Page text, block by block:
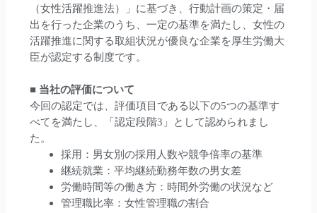
（女性活躍推進法）」に基づき、行動計画の策定・届
出を行った企業のうち、一定の基準を満たし、女性の
活躍推進に関する取組状況が優良な企業を厚生労働大
臣が認定する制度です。
■ 当社の評価について
今回の認定では、評価項目である以下の5つの基準す
べてを満たし、「認定段階3 」として認められまし
た。
採用：男女別の採用人数や競争倍率の基準
継続就業：平均継続勤務年数の男女差
労働時間等の働き方：時間外労働の状況など
管理職比率：女性管理職の割合